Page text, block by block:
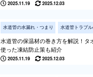
2025.11.19 2025.12.03
水道管の水漏れ・つまり 水道管トラブ
水道管の保温材の巻き方を解説！タ
使った凍結防止策も紹介
2025.11.19 2025.12.03